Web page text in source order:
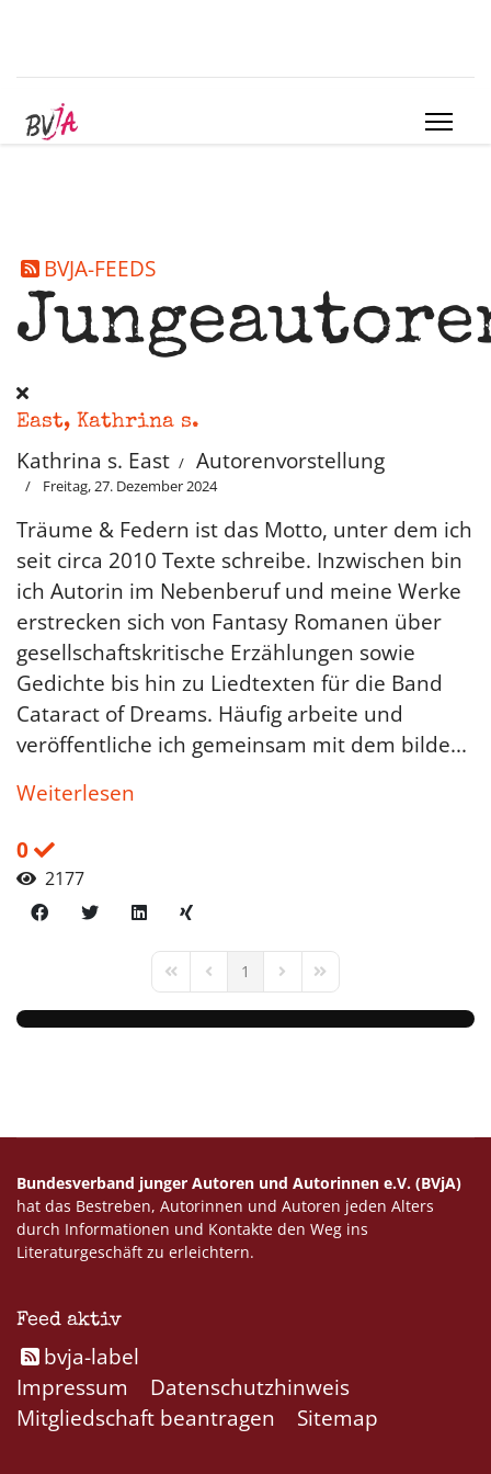
BVJA-FEEDS
East, Kathrina s.
Kathrina s. East Autorenvorstellung
Freitag, 27. Dezember 2024
Träume & Federn ist das Motto, unter dem ich
seit circa 2010 Texte schreibe. Inzwischen bin
ich Autorin im Nebenberuf und meine Werke
erstrecken sich von Fantasy Romanen über
gesellschaftskritische Erzählungen sowie
Gedichte bis hin zu Liedtexten für die Band
Cataract of Dreams. Häufig arbeite und
veröffentliche ich gemeinsam mit dem bilde...
Weiterlesen
0
2177
First PagePrevious Page
1 Next PageLast Page
Bundesverband junger Autoren und Autorinnen e.V. (BVjA)
hat das Bestreben, Autorinnen und Autoren jeden Alters
durch Informationen und Kontakte den Weg ins
Literaturgeschäft zu erleichtern.
Feed aktiv
bvja-label
Impressum
Datenschutzhinweis
Mitgliedschaft beantragen
Sitemap